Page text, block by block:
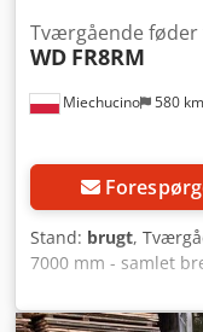
Miechucino 580 km
Tværgående føder
WD FR8RM
Stand: brugt,
7000 mm - samlet
Aof -
materialet -